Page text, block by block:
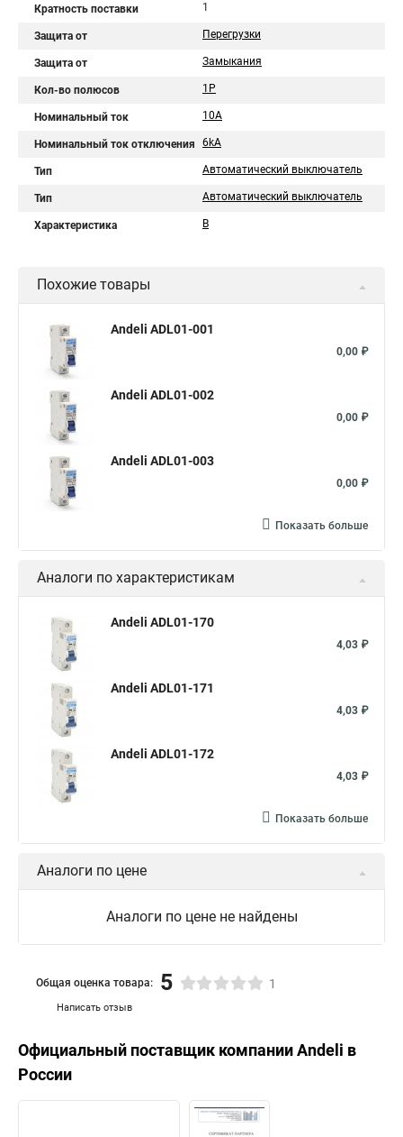
Кратность поставки 1
Защита от Перегрузки
Защита от Замыкания
Кол-во полюсов 1P
Номинальный ток 10A
Номинальный ток отключения 6kA
Тип Автоматический выключатель
Тип Автоматический выключатель
Характеристика B
Похожие товары
Andeli ADL01-001
0,00 ₽
Andeli ADL01-002
0,00 ₽
Andeli ADL01-003
0,00 ₽
Показать больше
Аналоги по характеристикам
Andeli ADL01-170
4,03 ₽
Andeli ADL01-171
4,03 ₽
Andeli ADL01-172
4,03 ₽
Показать больше
Аналоги по цене
Аналоги по цене не найдены
Написать отзыв
Общая оценка товара: 5 1
Официальный поставщик компанииAndeli в
России